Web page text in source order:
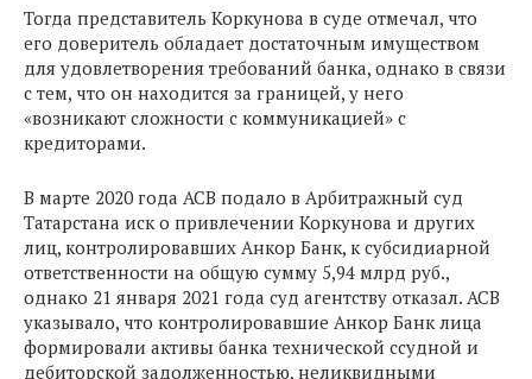
Тогда представитель Коркунова в суде отмечал, что
его доверитель обладает достаточным имуществом
для удовлетворения требований банка, однако в связи
с тем, что он находится за границей, у него
«возникают сложности с коммуникацией» с
кредиторами.
В марте 2020 года АСВ подало в Арбитражный суд
Татарстана иск о привлечении Коркунова и других
лиц, контролировавших Анкор Банк, к субсидиарной
ответственности на общую сумму 5,94 млрд руб.,
однако 21 января 2021 года суд агентству отказал. АСВ
указывало, что контролировавшие Анкор Банк лица
формировали активы банка технической ссудной и
дебиторской задолженностью, неликвидными